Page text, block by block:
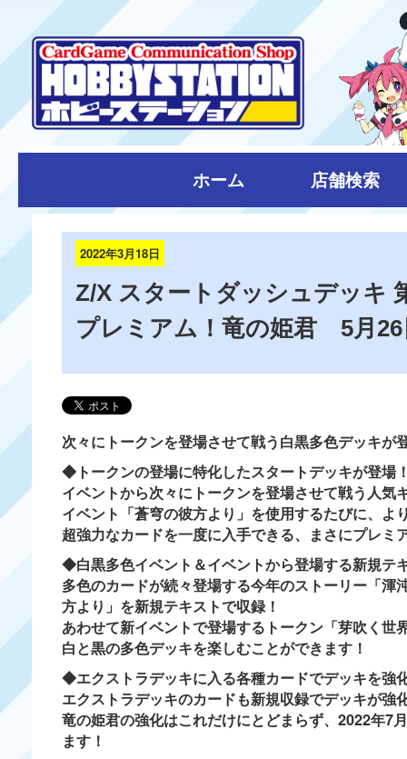
ホーム 店舗検索
2022年3月18日
Z/X スタートダッシュデッキ
プレミアム！竜の姫君 5月26
次々にトークンを登場させて戦う白黒多色デッキが
◆トークンの登場に特化したスタートデッキが登場
イベントから次々にトークンを登場させて戦う人
イベント「蒼穹の彼方より」を使用するたびに、
超強力なカードを一度に入手できる、まさにプレミ
◆白黒多色イベント＆イベントから登場する新規テ
多色のカードが続々登場する今年のストーリー「
方より」を新規テキストで収録！
あわせて新イベントで登場するトークン「芽吹く
白と黒の多色デッキを楽しむことができます！
◆エクストラデッキに入る各種カードでデッキを強
エクストラデッキのカードも新規収録でデッキが強
竜の姫君の強化はこれだけにとどまらず、2022年7
ます！